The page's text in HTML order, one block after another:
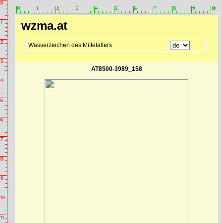
wzma.at
Wasserzeichen des Mittelalters
AT8500-3989_158